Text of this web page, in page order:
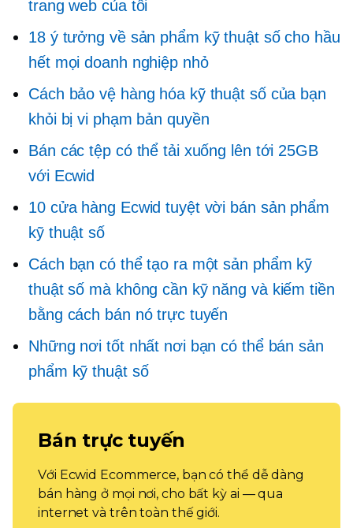
trang web của tôi
18 ý tưởng về sản phẩm kỹ thuật số cho hầu
hết mọi doanh nghiệp nhỏ
Cách bảo vệ hàng hóa kỹ thuật số của bạn
khỏi bị vi phạm bản quyền
Bán các tệp có thể tải xuống lên tới 25GB
với Ecwid
10 cửa hàng Ecwid tuyệt vời bán sản phẩm
kỹ thuật số
Cách bạn có thể tạo ra một sản phẩm kỹ
thuật số mà không cần kỹ năng và kiếm tiền
bằng cách bán nó trực tuyến
Những nơi tốt nhất nơi bạn có thể bán sản
phẩm kỹ thuật số
Bán trực tuyến
Với Ecwid Ecommerce, bạn có thể dễ dàng
bán hàng ở mọi nơi, cho bất kỳ ai — qua
internet và trên toàn thế giới.